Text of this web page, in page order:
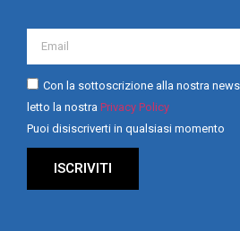
Con la sottoscrizione alla nostra
letto la nostra Privacy Policy
Puoi disiscriverti in qualsiasi momento
ISCRIVITI